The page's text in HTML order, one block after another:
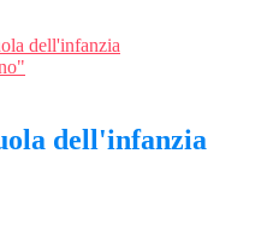
dell'infanzia
dell'infanzia